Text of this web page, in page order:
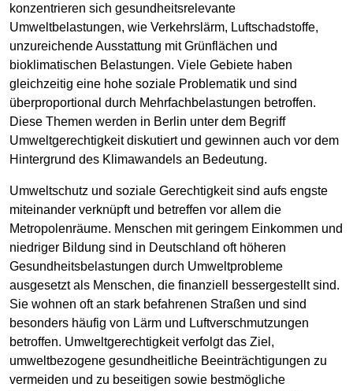
konzentrieren sich gesundheitsrelevante
Umweltbelastungen, wie Verkehrslärm, Luftschadstoffe,
unzureichende Ausstattung mit Grünflächen und
bioklimatischen Belastungen. Viele Gebiete haben
gleichzeitig eine hohe soziale Problematik und sind
überproportional durch Mehrfachbelastungen betroffen.
Diese Themen werden in Berlin unter dem Begriff
Umweltgerechtigkeit diskutiert und gewinnen auch vor dem
Hintergrund des Klimawandels an Bedeutung.
Umweltschutz und soziale Gerechtigkeit sind aufs engste
miteinander verknüpft und betreffen vor allem die
Metropolenräume. Menschen mit geringem Einkommen und
niedriger Bildung sind in Deutschland oft höheren
Gesundheitsbelastungen durch Umweltprobleme
ausgesetzt als Menschen, die finanziell bessergestellt sind.
Sie wohnen oft an stark befahrenen Straßen und sind
besonders häufig von Lärm und Luftverschmutzungen
betroffen. Umweltgerechtigkeit verfolgt das Ziel,
umweltbezogene gesundheitliche Beeinträchtigungen zu
vermeiden und zu beseitigen sowie bestmögliche